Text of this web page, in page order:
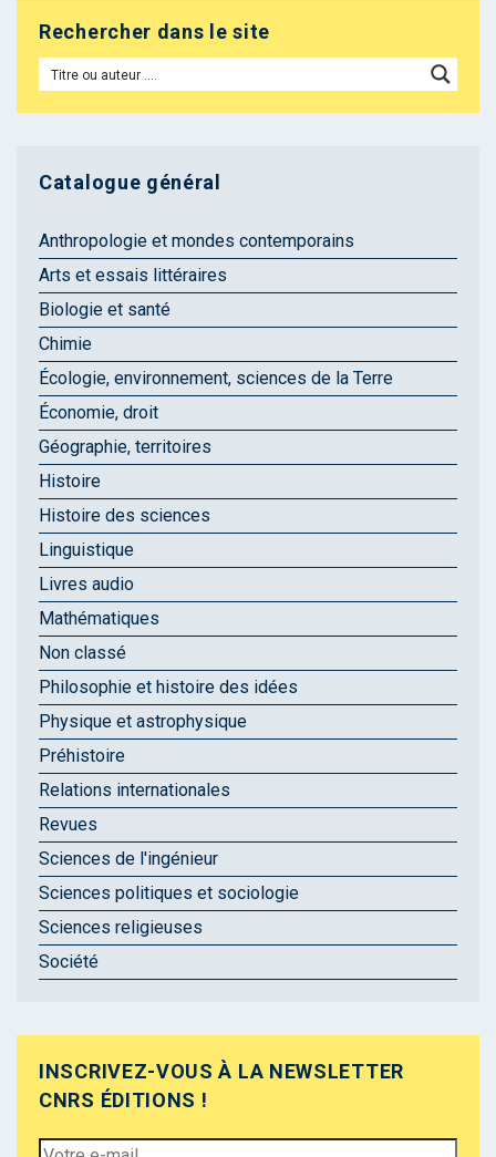
Rechercher dans le site
Catalogue général
Anthropologie et mondes contemporains
Arts et essais littéraires
Biologie et santé
Chimie
Écologie, environnement, sciences de la Terre
Économie, droit
Géographie, territoires
Histoire
Histoire des sciences
Linguistique
Livres audio
Mathématiques
Non classé
Philosophie et histoire des idées
Physique et astrophysique
Préhistoire
Relations internationales
Revues
Sciences de l'ingénieur
Sciences politiques et sociologie
Sciences religieuses
Société
INSCRIVEZ-VOUS À LA NEWSLETTER
CNRS ÉDITIONS !